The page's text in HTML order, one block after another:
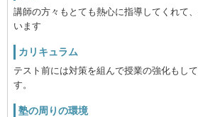
講師の方々もとても熱心に指導してくれて
います
カリキュラム
テスト前には対策を組んで授業の強化もし
す。
塾の周りの環境